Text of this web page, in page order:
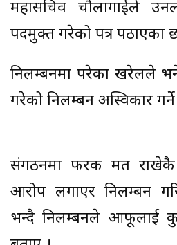
महासचिव चौलागाईले
पदमुक्त गरेको पत्र पठाएका
निलम्बनमा परेका खरेलले
गरेको निलम्बन अस्विकार
संगठनमा फरक मत
आरोप लगाएर निलम्बन
भन्दै निलम्बनले आफूलाई